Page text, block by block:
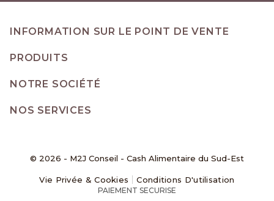
INFORMATION SUR LE POINT DE VENTE
PRODUITS
NOTRE SOCIÉTÉ
NOS SERVICES
© 2026 - M2J Conseil - Cash Alimentaire du Sud-Est
Vie Privée & Cookies Conditions D'utilisation
PAIEMENT SECURISE